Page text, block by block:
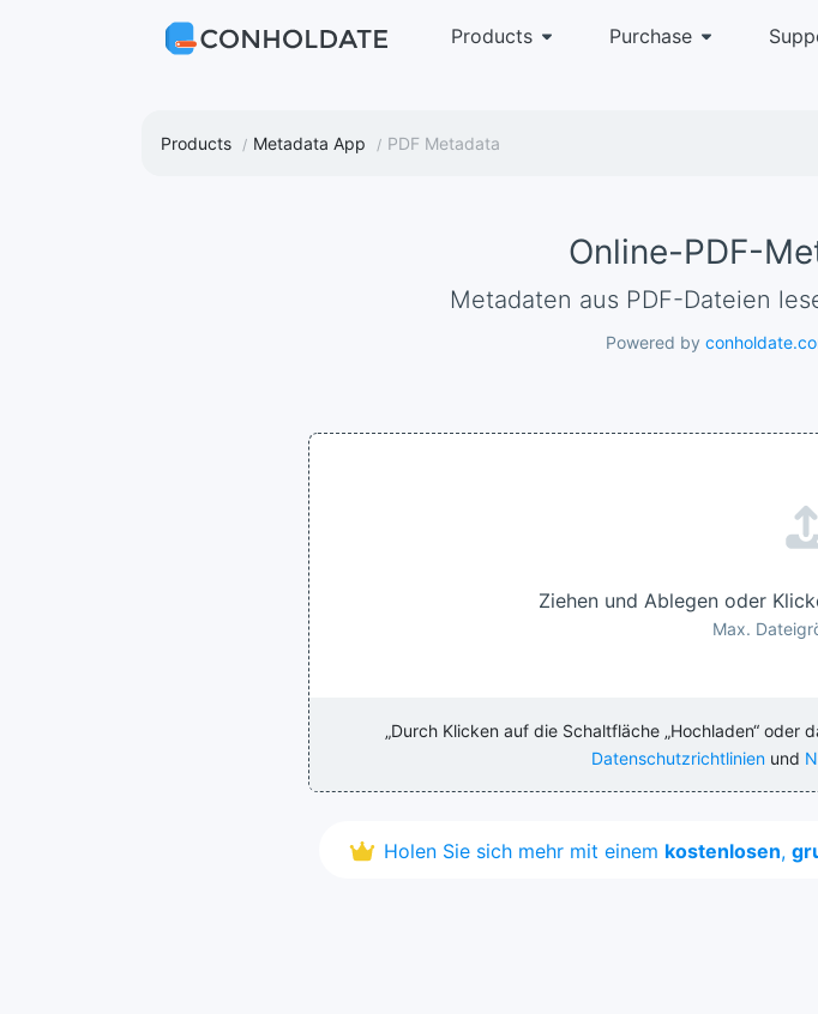
Products Purchase
Products Metadata App PDF Metadata
Online-PDF-
Metadaten aus PDF-Dateien
Powered by
Ziehen und Ablegen oder
Max.
„Durch Klicken auf die Schaltfläche „Hochladen“ oder
Datenschutzrichtlinien und
Holen Sie sich mehr mit einem kostenlosen,